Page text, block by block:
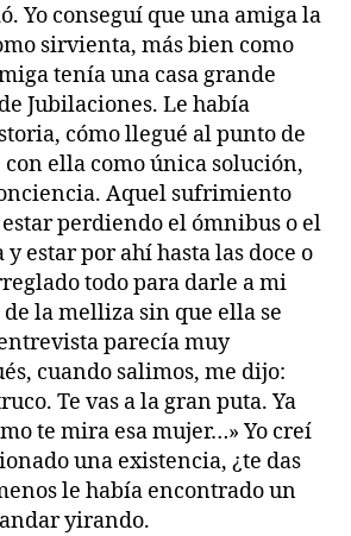
Yo conseguí que una amiga la
sirvienta, más bien como
tenía una casa grande
Jubilaciones. Le había
cómo llegué al punto de
ella como única solución,
Aquel sufrimiento
perdiendo el ómnibus o el
estar por ahí hasta las doce o
todo para darle a mi
la melliza sin que ella se
parecía muy
cuando salimos, me dijo:
Te vas a la gran puta. Ya
te mira esa mujer…» Yo creí
una existencia, ¿te das
le había encontrado un
yirando.